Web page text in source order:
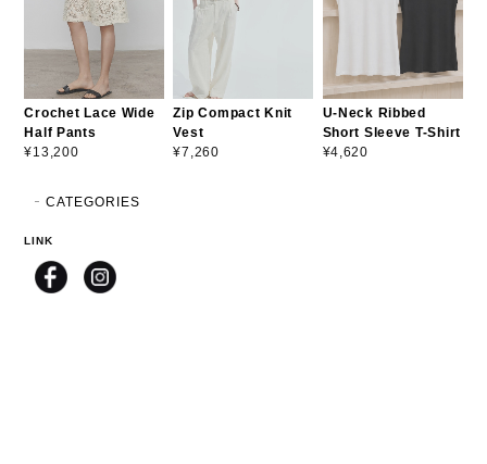
Crochet Lace Wide
Half Pants
¥13,200
Zip Compact Knit
Vest
¥7,260
U-Neck Ribbed
Short Sleeve T-Shirt
¥4,620
CATEGORIES
LINK